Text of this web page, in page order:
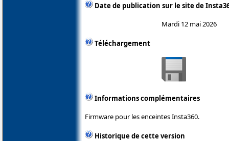
Date de publication sur le site de
Mardi 12 mai 2026
Téléchargement
Informations complémentaires
Firmware pour les enceintes Insta360.
Historique de cette version